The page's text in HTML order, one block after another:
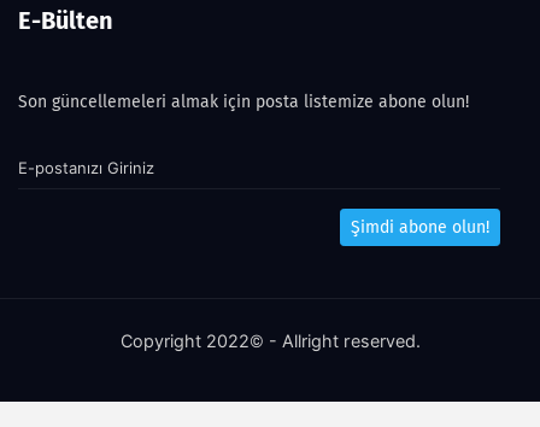
E-Bülten
Son güncellemeleri almak için posta listemize abone olun!
Şimdi abone olun!
Copyright 2022© - Allright reserved.